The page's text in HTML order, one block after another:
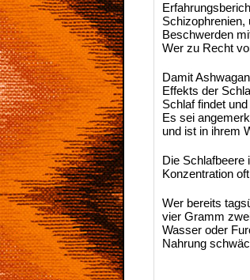
Schizophrenien,
Beschwerden
Wer zu Recht
Damit
Effekts der
Schlaf findet
Es sei
und ist in ihrem
Die Schlafbeere
Konzentration
Wer bereits
vier Gramm
Wasser oder
Nahrung